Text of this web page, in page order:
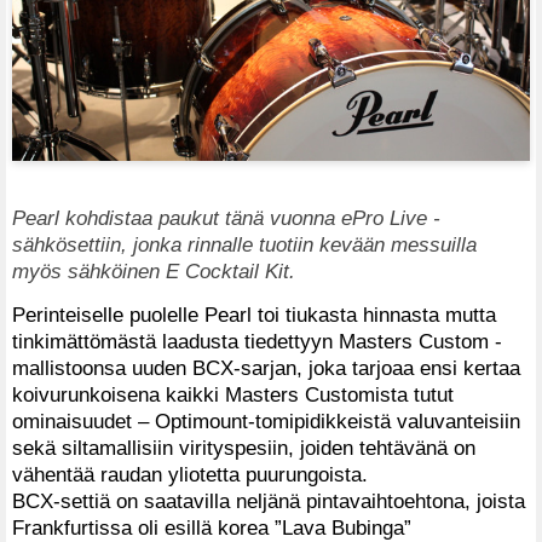
Pearl kohdistaa paukut tänä vuonna ePro Live -
sähkösettiin, jonka rinnalle tuotiin kevään messuilla
myös sähköinen E Cocktail Kit.
Perinteiselle puolelle Pearl toi tiukasta hinnasta mutta
tinkimättömästä laadusta tiedettyyn Masters Custom -
mallistoonsa uuden BCX-sarjan, joka tarjoaa ensi kertaa
koivurunkoisena kaikki Masters Customista tutut
ominaisuudet – Optimount-tomipidikkeistä valuvanteisiin
sekä siltamallisiin virityspesiin, joiden tehtävänä on
vähentää raudan yliotetta puurungoista.
BCX-settiä on saatavilla neljänä pintavaihtoehtona, joista
Frankfurtissa oli esillä korea ”Lava Bubinga”